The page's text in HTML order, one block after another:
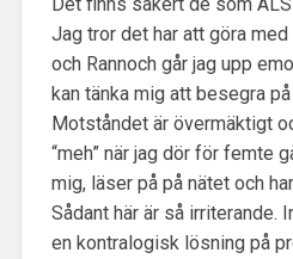
Jag tror det har att göra med
och Rannoch går jag upp
kan tänka mig att besegra
Motståndet är övermäktigt
“meh” när jag dör för femte
mig, läser på på nätet och
Sådant här är så irriterande.
en kontralogisk lösning på